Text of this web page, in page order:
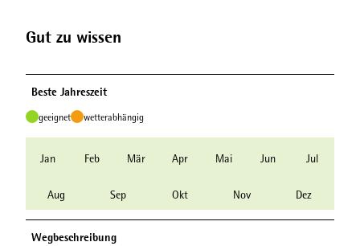
Gut zu wissen
Beste Jahreszeit
geeignet wetterabhängig
Jan Feb Mär Apr Mai Jun Jul
Aug Sep Okt Nov Dez
Wegbeschreibung